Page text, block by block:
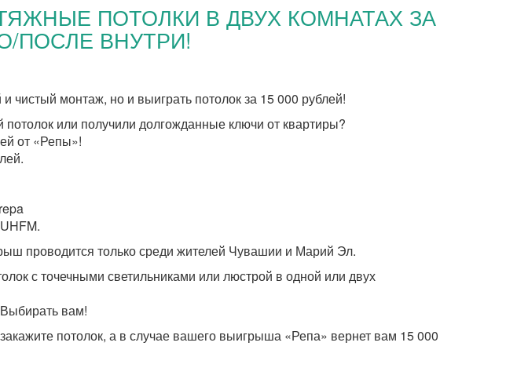
ПОТОЛКИ В ДВУХ КОМНАТАХ ЗА
ПОСЛЕ ВНУТРИ!
чистый монтаж, но и выиграть потолок за 15 000 рублей!
или получили долгожданные ключи от квартиры?
от «Репы»!
проводится только среди жителей Чувашии и Марий Эл.
с точечными светильниками или люстрой в одной или двух
вам!
потолок, а в случае вашего выигрыша «Репа» вернет вам 15 000